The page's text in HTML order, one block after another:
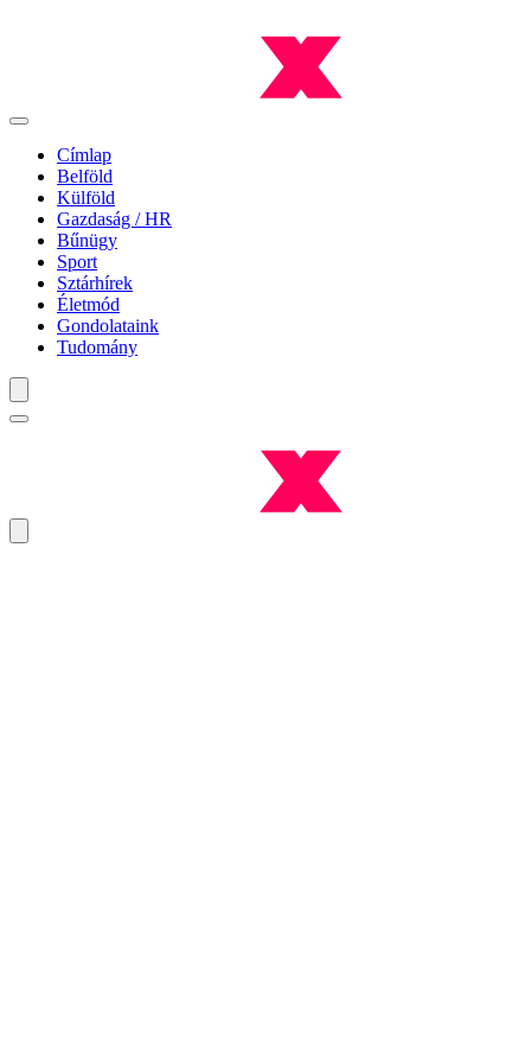
Címlap
Belföld
Külföld
Gazdaság / HR
Bűnügy
Sport
Sztárhírek
Életmód
Gondolataink
Tudomány